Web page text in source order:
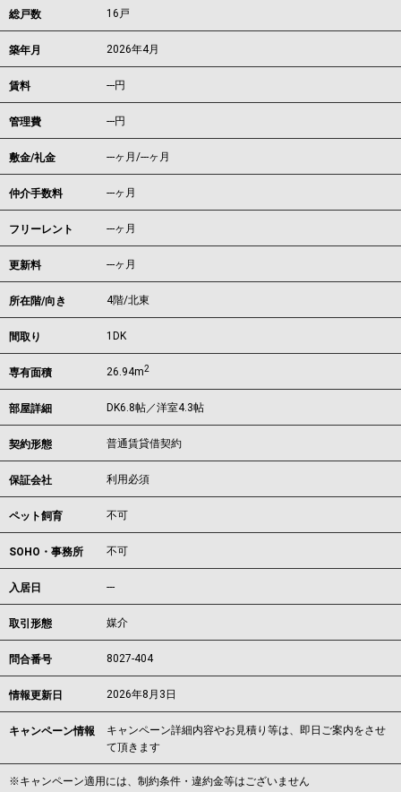
総戸数 16戸
築年月 2026年4月
賃料 ---円
管理費 ---円
敷金/礼金 ---ヶ月/---ヶ月
仲介手数料 ---ヶ月
フリーレント ---ヶ月
更新料 ---ヶ月
所在階/向き 4階/北東
間取り 1DK
専有面積 26.94m2
部屋詳細 DK6.8帖／洋室4.3帖
契約形態 普通賃貸借契約
保証会社 利用必須
ペット飼育 不可
SOHO・事務所 不可
入居日 ---
取引形態 媒介
問合番号 8027-404
情報更新日 2026年8月3日
キャンペーン情報
キャンペーン詳細内容やお見積り等は、即日ご案内をさせ
て頂きます
※キャンペーン適用には、制約条件・違約金等はございません